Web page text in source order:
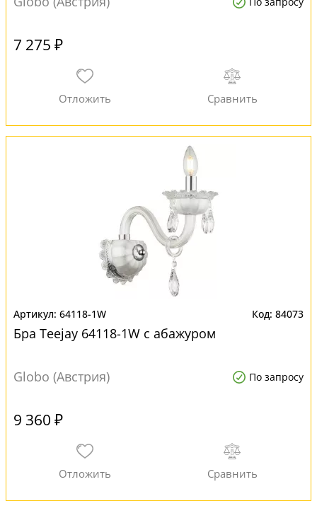
7 275 ₽
64118-1W 84073
Бра Teejay 64118-1W с абажуром
Globo (Австрия) По запросу
9 360 ₽